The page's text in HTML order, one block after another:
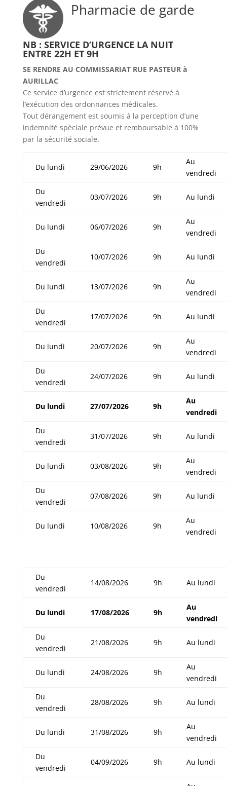
Pharmacie de garde
NB : SERVICE D’URGENCE LA NUIT
ENTRE 22H ET 9H
SE RENDRE AU COMMISSARIAT RUE PASTEUR à
AURILLAC
Ce service d’urgence est strictement réservé à
l’exécution des ordonnances médicales.
Tout dérangement est soumis à la perception d’une
indemnité spéciale prévue et remboursable à 100%
par la sécurité sociale.
Du lundi 29/06/2026 9h
Au
vendredi
Du
vendredi
03/07/2026 9h Au lundi
Du lundi 06/07/2026 9h
Au
vendredi
Du
vendredi
10/07/2026 9h Au lundi
Du lundi 13/07/2026 9h
Au
vendredi
Du
vendredi
17/07/2026 9h Au lundi
Du lundi 20/07/2026 9h
Au
vendredi
Du
vendredi
24/07/2026 9h Au lundi
Du lundi 27/07/2026 9h
Au
vendredi
Du
vendredi
31/07/2026 9h Au lundi
Du lundi 03/08/2026 9h
Au
vendredi
Du
vendredi
07/08/2026 9h Au lundi
Du lundi 10/08/2026 9h
Au
vendredi
Du
vendredi
14/08/2026 9h Au lundi
Du lundi 17/08/2026 9h
Au
vendredi
Du
vendredi
21/08/2026 9h Au lundi
Du lundi 24/08/2026 9h
Au
vendredi
Du
vendredi
28/08/2026 9h Au lundi
Du lundi 31/08/2026 9h
Au
vendredi
Du
vendredi
04/09/2026 9h Au lundi